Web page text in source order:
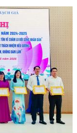
Nam nhớ mãi ơn